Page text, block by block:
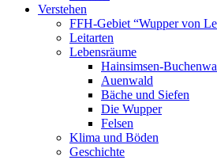
Verstehen
FFH-Gebiet “Wupper von
Leitarten
Lebensräume
Hainsimsen-
Auenwald
Bäche und Siefen
Die Wupper
Felsen
Klima und Böden
Geschichte